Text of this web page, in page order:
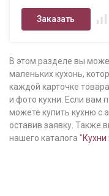
Заказать
В этом разделе вы
маленьких кухонь,
каждой карточке
и фото кухни. Если вам
можете купить кухню с
оставив заявку. Также
нашего каталога "Кухни